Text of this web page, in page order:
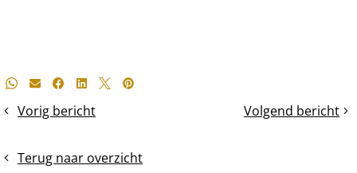
Deel
bericht
Whatsapp
E-mailFacebook
LinkedIn
X Pinterest
Vorig bericht
100%
bij
Volgend bericht
Broedonderzoek
Terug naar overzicht